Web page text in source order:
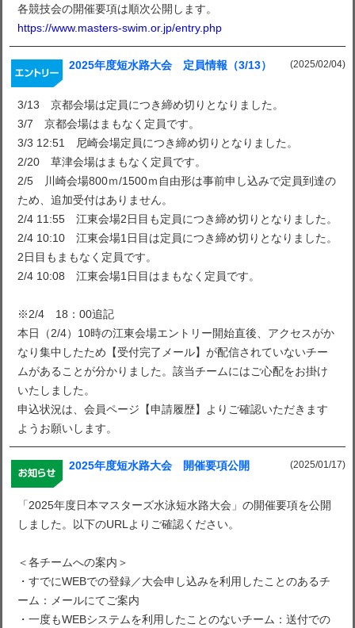
各競技会の開催要項は順次公開します。
https://www.masters-swim.or.jp/entry.php
(2025/02/04)
2025年度短水路大会 定員情報（3/13）
3/13 京都会場は定員につき締め切りとなりました。
3/7 京都会場はまもなく定員です。
3/3 12:51 尼崎会場定員につき締め切りとなりました。
2/20 草津会場はまもなく定員です。
2/5 川崎会場800ｍ/1500ｍ自由形は事前申し込みで定員到達の
ため、追加受付はありません。
2/4 11:55 江東会場2日目も定員につき締め切りとなりました。
2/4 10:10 江東会場1日目は定員につき締め切りとなりました。
2日目もまもなく定員です。
2/4 10:08 江東会場1日目はまもなく定員です。
※2/4 18：00追記
本日（2/4）10時の江東会場エントリー開始直後、アクセスがか
なり集中したため【受付完了メール】が配信されていないチー
ムがあることが分かりました。該当チームにはご心配をお掛け
いたしました。
申込状況は、会員ページ【申請履歴】よりご確認いただきます
ようお願いします。
(2025/01/17)
2025年度短水路大会 開催要項公開
「2025年度日本マスターズ水泳短水路大会」の開催要項を公開
しました。以下のURLよりご確認ください。
＜各チームへの案内＞
・すでにWEBでの登録／大会申し込みを利用したことのあるチ
ーム：メールにてご案内
・一度もWEBシステムを利用したことのないチーム：送付での